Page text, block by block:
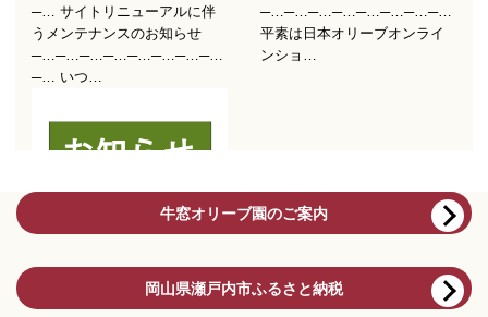
牛窓オリーブ園のご案内
岡山県瀬戸内市ふるさと納税